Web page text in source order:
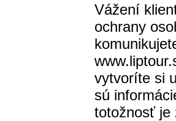
Vážení
ochrany
vytvoríte si
sú
totožnosť je